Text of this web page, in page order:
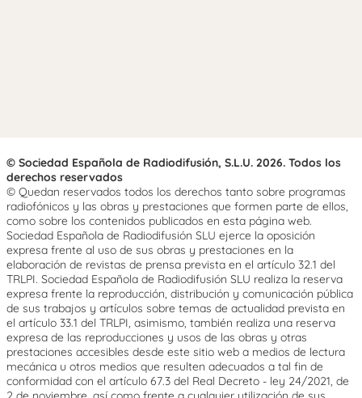
© Sociedad Española de Radiodifusión, S.L.U. 2026. Todos los
derechos reservados
© Quedan reservados todos los derechos tanto sobre programas
radiofónicos y las obras y prestaciones que formen parte de ellos,
como sobre los contenidos publicados en esta página web.
Sociedad Española de Radiodifusión SLU ejerce la oposición
expresa frente al uso de sus obras y prestaciones en la
elaboración de revistas de prensa prevista en el artículo 32.1 del
TRLPI. Sociedad Española de Radiodifusión SLU realiza la reserva
expresa frente la reproducción, distribución y comunicación pública
de sus trabajos y artículos sobre temas de actualidad prevista en
el artículo 33.1 del TRLPI, asimismo, también realiza una reserva
expresa de las reproducciones y usos de las obras y otras
prestaciones accesibles desde este sitio web a medios de lectura
mecánica u otros medios que resulten adecuados a tal fin de
conformidad con el artículo 67.3 del Real Decreto - ley 24/2021, de